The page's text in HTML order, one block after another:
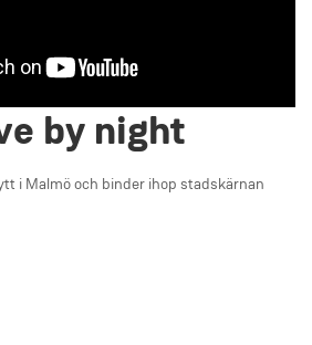
by night
i Malmö och binder ihop stadskärnan